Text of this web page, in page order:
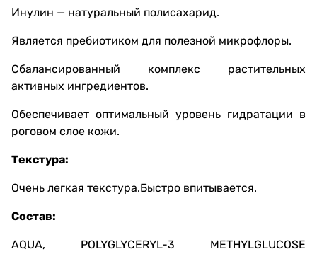
Инулин — натуральный полисахарид.
Является пребиотиком для полезной микрофлоры.
Сбалансированный комплекс растительных
активных ингредиентов.
Обеспечивает оптимальный уровень гидратации в
роговом слое кожи.
Текстура:
Очень легкая текстура.Быстро впитывается.
Состав:
AQUA, POLYGLYCERYL-3 METHYLGLUCOSE